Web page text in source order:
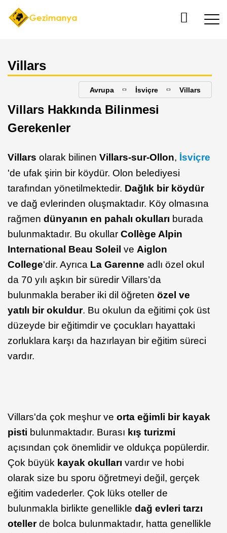
Villars
Avrupa İsviçre Villars
Villars Hakkında Bilinmesi
Gerekenler
Villars olarak bilinen Villars-sur-Ollon, İsviçre
'de ufak şirin bir köydür. Olon belediyesi
tarafından yönetilmektedir. Dağlık bir köydür
ve dağ evlerinden oluşmaktadır. Köy olmasına
rağmen dünyanın en pahalı okulları burada
bulunmaktadır. Bu okullar Collège Alpin
International Beau Soleil ve Aiglon
College'dir. Ayrıca La Garenne adlı özel okul
da 70 yılı aşkın bir süredir Villars’da
bulunmakla beraber iki dil öğreten özel ve
yatılı bir okuldur. Bu okulun da eğitimi çok üst
düzeyde bir eğitimdir ve çocukları hayattaki
zorluklara karşı da hazırlayan bir eğitim süreci
vardır.
Villars'da çok meşhur ve orta eğimli bir kayak
pisti bulunmaktadır. Burası kış turizmi
açısından çok önemlidir ve oldukça popülerdir.
Çok büyük kayak okulları vardır ve hobi
olarak size bu sporu öğretmeyi değil, gerçek
eğitim vadederler. Çok lüks oteller de
bulunmakla birlikte genellikle dağ evleri tarzı
otellerde bolca bulunmaktadır, hatta genellikle